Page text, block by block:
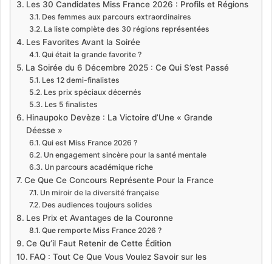
Les 30 Candidates Miss France 2026 : Profils et Régions
Des femmes aux parcours extraordinaires
La liste complète des 30 régions représentées
Les Favorites Avant la Soirée
Qui était la grande favorite ?
La Soirée du 6 Décembre 2025 : Ce Qui S’est Passé
Les 12 demi-finalistes
Les prix spéciaux décernés
Les 5 finalistes
Hinaupoko Devèze : La Victoire d’Une « Grande
Déesse »
Qui est Miss France 2026 ?
Un engagement sincère pour la santé mentale
Un parcours académique riche
Ce Que Ce Concours Représente Pour la France
Un miroir de la diversité française
Des audiences toujours solides
Les Prix et Avantages de la Couronne
Que remporte Miss France 2026 ?
Ce Qu’il Faut Retenir de Cette Édition
FAQ : Tout Ce Que Vous Voulez Savoir sur les